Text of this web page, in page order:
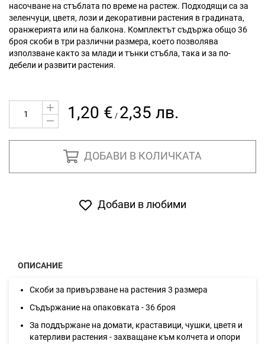
насочване на стъблата по време на растеж. Подходящи са за
зеленчуци, цветя, лози и декоративни растения в градината,
оранжерията или на балкона. Комплектът съдържа общо 36
броя скоби в три различни размера, което позволява
използване както за млади и тънки стъбла, така и за по-
дебели и развити растения.
1,20 € / 2,35 лв.
ДОБАВИ В КОЛИЧКАТА
Добави в любими
ОПИСАНИЕ
Скоби за привързване на растения 3 размера
Съдържание на опаковката - 36 броя
За поддържане на домати, краставици, чушки, цветя и
катерливи растения - захващане към колчета и опори